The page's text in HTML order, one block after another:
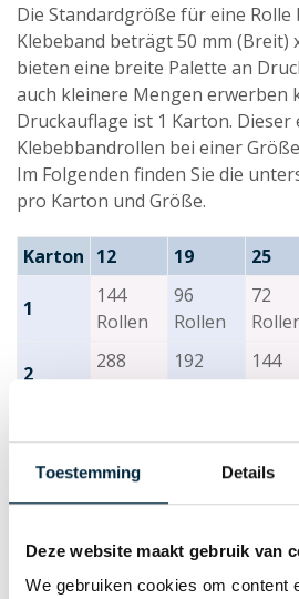
Toestemming Details
Deze website maakt gebruik van
We gebruiken cookies om content
Die Standardgröße für eine Rolle
Klebeband beträgt 50 mm (Breit)
bieten eine breite Palette an
auch kleinere Mengen erwerben
Druckauflage ist 1 Karton. Dieser
Klebebbandrollen bei einer
Im Folgenden finden Sie die
pro Karton und Größe.
Karton 12 19 25
1
144
Rollen
96
Rollen
72
2
288
Rollen
192
Rollen
144
3
4
720
Rollen
480
Rollen
360